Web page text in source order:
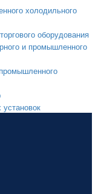
холодильного
оборудования
и промышленного